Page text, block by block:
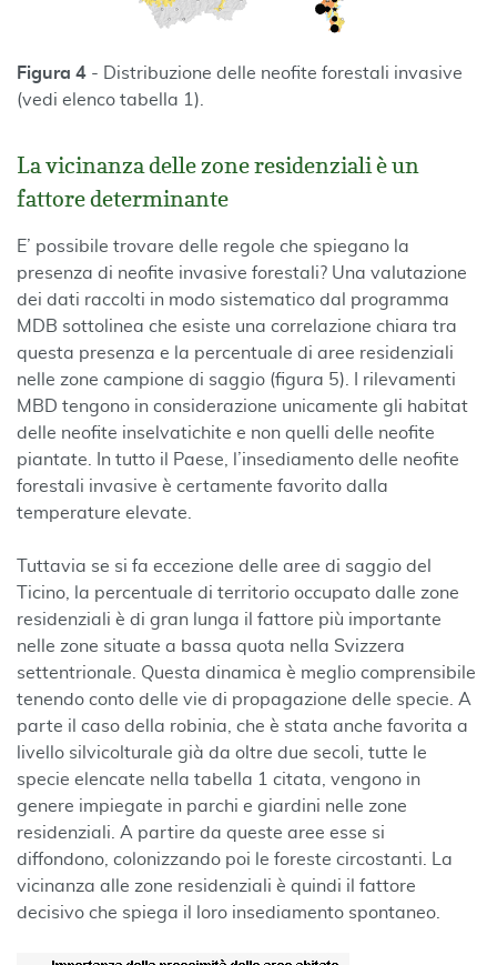
Figura 4 - Distribuzione delle neofite forestali invasive
(vedi elenco tabella 1).
La vicinanza delle zone residenziali è un
fattore determinante
E’ possibile trovare delle regole che spiegano la
presenza di neofite invasive forestali? Una valutazione
dei dati raccolti in modo sistematico dal programma
MDB sottolinea che esiste una correlazione chiara tra
questa presenza e la percentuale di aree residenziali
nelle zone campione di saggio (figura 5). I rilevamenti
MBD tengono in considerazione unicamente gli habitat
delle neofite inselvatichite e non quelli delle neofite
piantate. In tutto il Paese, l’insediamento delle neofite
forestali invasive è certamente favorito dalla
temperature elevate.
Tuttavia se si fa eccezione delle aree di saggio del
Ticino, la percentuale di territorio occupato dalle zone
residenziali è di gran lunga il fattore più importante
nelle zone situate a bassa quota nella Svizzera
settentrionale. Questa dinamica è meglio comprensibile
tenendo conto delle vie di propagazione delle specie. A
parte il caso della robinia, che è stata anche favorita a
livello silvicolturale già da oltre due secoli, tutte le
specie elencate nella tabella 1 citata, vengono in
genere impiegate in parchi e giardini nelle zone
residenziali. A partire da queste aree esse si
diffondono, colonizzando poi le foreste circostanti. La
vicinanza alle zone residenziali è quindi il fattore
decisivo che spiega il loro insediamento spontaneo.